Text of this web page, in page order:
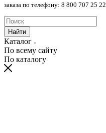
заказа по телефону: 8 800 707 25 22.
Найти
Каталог
По всему сайту
По каталогу